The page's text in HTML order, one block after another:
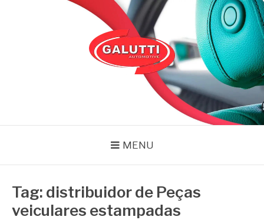
MENU
Tag: distribuidor de Peças
veiculares estampadas